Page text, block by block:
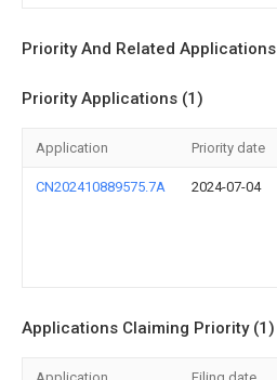
Priority And Related Applications
Priority Applications (1)
Application Priority date
CN202410889575.7A 2024-07-04
Applications Claiming Priority (1)